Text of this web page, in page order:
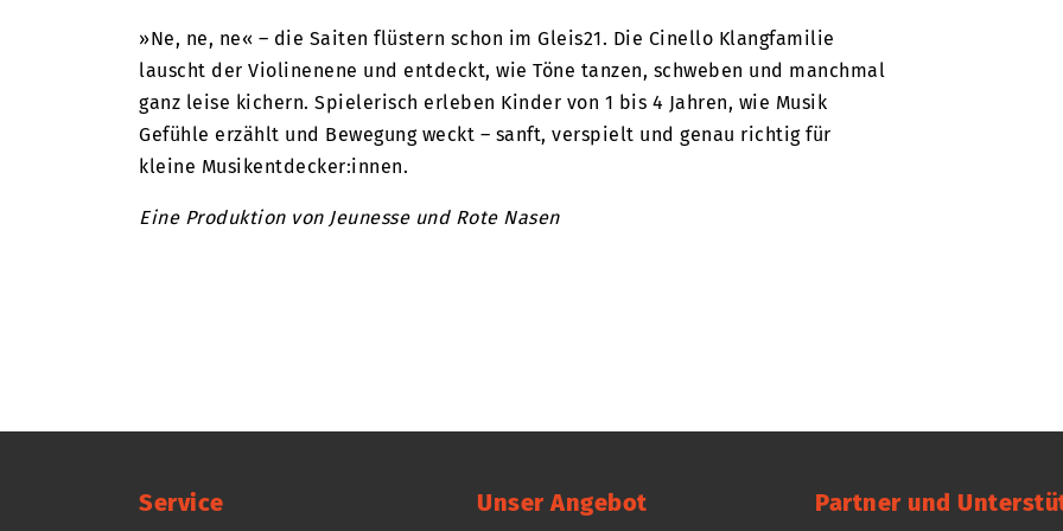
»Ne, ne, ne« – die Saiten flüstern schon im Gleis21. Die Cinello Klangfamilie
lauscht der Violinenene und entdeckt, wie Töne tanzen, schweben und manchmal
ganz leise kichern. Spielerisch erleben Kinder von 1 bis 4 Jahren, wie Musik
Gefühle erzählt und Bewegung weckt – sanft, verspielt und genau richtig für
kleine Musikentdecker:innen.
Eine Produktion von Jeunesse und Rote Nasen
Service Unser Angebot Partner und